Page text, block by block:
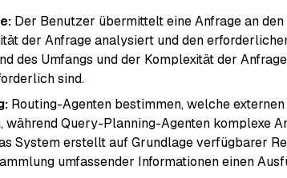
Der Benutzer übermittelt eine Anfrage an
der Anfrage analysiert und den
des Umfangs und der Komplexität der
sind.
Routing-Agenten bestimmen, welche
Query-Planning-Agenten komplexe
System erstellt auf Grundlage verfügbarer
umfassender Informationen einen